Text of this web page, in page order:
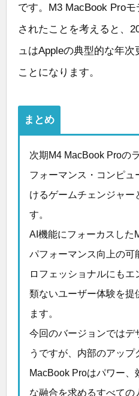
です。M3 MacBook Pro
されたことを考えると、
ュはAppleの典型的な年
ことになります。
まとめ
次期M4 MacBook Proの
フォーマンス・コンピュ
けるゲームチェンジャー
す。
AI機能にフォーカスした
パフォーマンス向上の
ロフェッショナルにも
類ないユーザー体験を提
ます。
今回のバージョンではデ
うですが、内部のアッ
MacBook Proはパワー
な融合を求めるすべての